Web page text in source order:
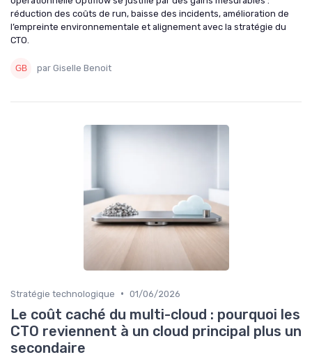
réduction des coûts de run, baisse des incidents, amélioration de
l’empreinte environnementale et alignement avec la stratégie du
CTO.
par Giselle Benoit
Stratégie technologique • 01/06/2026
Le coût caché du multi-cloud : pourquoi les
CTO reviennent à un cloud principal plus un
secondaire